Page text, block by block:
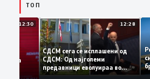
ТОП
12:30
на
12:28
СДСМ сега се исплашени од
СДСМ: Од најголеми
предавници еволуираа во
најголеми патриоти